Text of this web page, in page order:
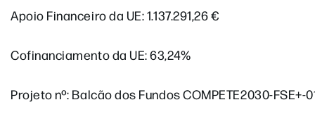
Apoio Financeiro da UE: 1.137.291,26 €
Cofinanciamento da UE: 63,24%
Projeto nº: Balcão dos Fundos COMPETE2030-FSE+-